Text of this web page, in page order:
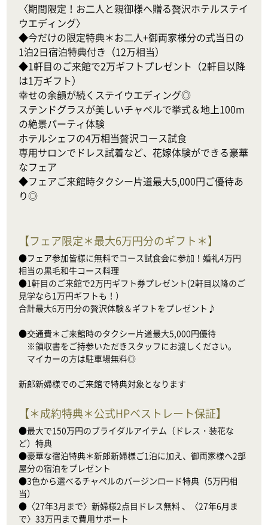
〈期間限定！お二人と親御様へ贈る贅沢ホテルステイ
ウエディング〉
◆今だけの限定特典＊お二人+御両家様分の式当日の
1泊2日宿泊特典付き（12万相当）
◆1軒目のご来館で2万ギフトプレゼント（2軒目以降
は1万ギフト）
幸せの余韻が続くステイウエディング◎
ステンドグラスが美しいチャペルで挙式＆地上100m
の絶景パーティ体験
ホテルシェフの4万相当贅沢コース試食
専用サロンでドレス試着など、花嫁体験ができる豪華
なフェア
◆フェアご来館時タクシー片道最大5,000円ご優待あ
り◎
【フェア限定＊最大6万円分のギフト＊】
●フェア参加皆様に無料でコース試食会に参加！婚礼4万円
相当の黒毛和牛コース料理
●1軒目のご来館で2万円ギフト券プレゼント(2軒目以降のご
見学なら1万円ギフトも！）
合計最大6万円分の贅沢体験＆ギフトをプレゼント♪
●交通費＊ご来館時のタクシー片道最大5,000円優待
※領収書をご持参いただきスタッフにお渡しください。
マイカーの方は駐車場無料◎
新郎新婦様でのご来館で特典対象となります
【＊成約特典＊公式HPベストレート保証】
●最大で150万円のブライダルアイテム（ドレス・装花な
ど）特典
●豪華な宿泊特典＊新郎新婦様ご1泊に加え、御両家様へ2部
屋分の宿泊をプレゼント
●3色から選べるチャペルのバージンロード特典（5万円相
当）
●〈27年3月まで〉新婦様2点目ドレス無料 、〈27年6月ま
で〉33万円まで費用サポート